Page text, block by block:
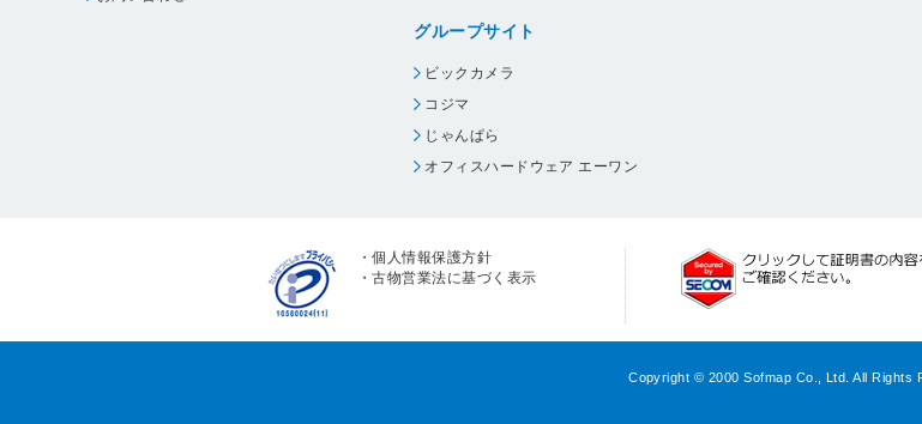
グループサイト
ビックカメラ
コジマ
じゃんぱら
オフィスハードウェア エーワン
・個人情報保護方針
・古物営業法に基づく表示
Copyright © 2000 Sofmap Co., Ltd. All Rights